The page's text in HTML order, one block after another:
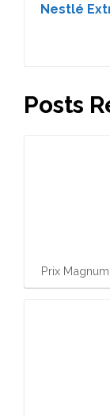
Nestlé
Posts
Prix